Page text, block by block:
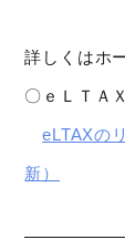
詳しくはホ
〇ｅＬＴＡ
eLTAXの
新）